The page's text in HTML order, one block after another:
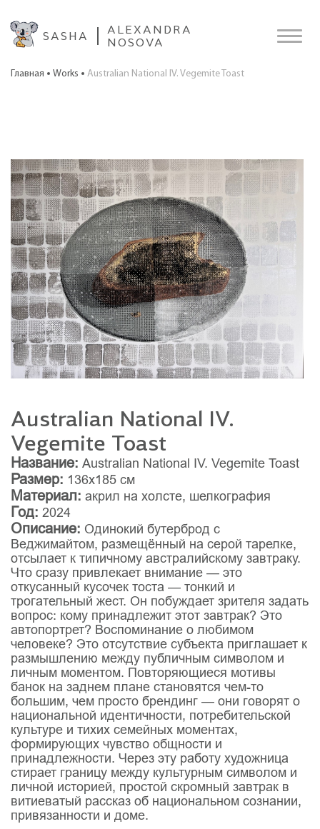
SASHA
ALEXANDRA
NOSOVA
Главная Works Australian National IV. Vegemite Toast
Australian National IV.
Vegemite Toast
Название: Australian National IV. Vegemite Toast
Размер: 136x185 см
Материал: акрил на холсте, шелкография
Год: 2024
Описание: Одинокий бутерброд с
Веджимайтом, размещённый на серой тарелке,
отсылает к типичному австралийскому завтраку.
Что сразу привлекает внимание — это
откусанный кусочек тоста — тонкий и
трогательный жест. Он побуждает зрителя задать
вопрос: кому принадлежит этот завтрак? Это
автопортрет? Воспоминание о любимом
человеке? Это отсутствие субъекта приглашает к
размышлению между публичным символом и
личным моментом. Повторяющиеся мотивы
банок на заднем плане становятся чем-то
большим, чем просто брендинг — они говорят о
национальной идентичности, потребительской
культуре и тихих семейных моментах,
формирующих чувство общности и
принадлежности. Через эту работу художница
стирает границу между культурным символом и
личной историей, простой скромный завтрак в
витиеватый рассказ об национальном сознании,
привязанности и доме.